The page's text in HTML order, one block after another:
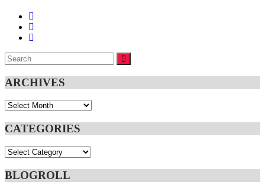
Search
for:
ARCHIVES
Archives
CATEGORIES
Categories
BLOGROLL